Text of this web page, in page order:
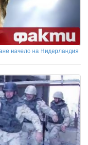
начело на Нидерландия